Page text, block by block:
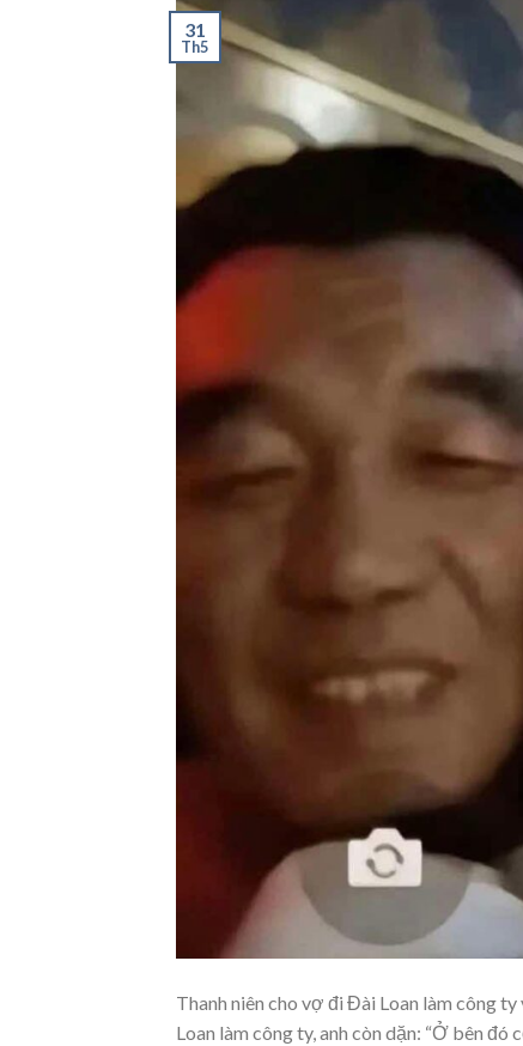
31
Th5
Thanh niên cho vợ đi Đài Loan làm công
Loan làm công ty, anh còn dặn: “Ở bên